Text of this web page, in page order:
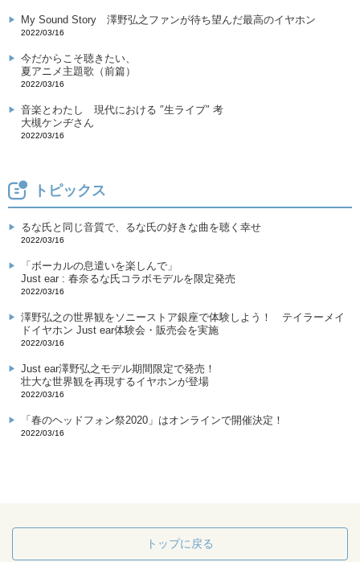
My Sound Story 澤野弘之ファンが待ち望んだ最高のイヤホン
2022/03/16
今だからこそ聴きたい、
夏アニメ主題歌（前篇）
2022/03/16
音楽とわたし 現代における ″生ライブ″ 考
大槻ケンヂさん
2022/03/16
トピックス
るな氏と同じ音質で、るな氏の好きな曲を聴く幸せ
2022/03/16
「ボーカルの息遣いを楽しんで」
Just ear : 春奈るな氏コラボモデルを限定発売
2022/03/16
澤野弘之の世界観をソニーストア銀座で体験しよう！ テイラーメイ
ドイヤホン Just ear体験会・販売会を実施
2022/03/16
Just ear澤野弘之モデル期間限定で発売！
壮大な世界観を再現するイヤホンが登場
2022/03/16
「春のヘッドフォン祭2020」はオンラインで開催決定！
2022/03/16
トップに戻る